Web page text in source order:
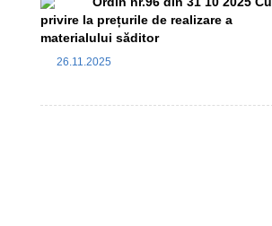
privire la prețurile de realizare a
materialului săditor
26.11.2025